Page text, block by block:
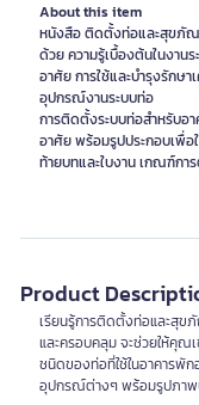
About this item
หนังสือ ติดตั้งท่อและสุขภัณ
ด้วย ความรู้เบื้องต้นในงา
อาศัย การใช้และบำรุงรัก
อุปกรณ์งานระบบท่อ
การติดตั้งระบบท่อสำหรับอ
อาศัย พร้อมรูปประกอบเพื่
ท้ายบทและใบงาน เกณฑ์กา
Product
เรียนรู้การติดตั้งท่อและสุข
และครอบคลุม จะช่วยให้คุณ
ชนิดของท่อที่ใช้ในอาคารพั
อุปกรณ์ต่างๆ พร้อมรูปภาพ